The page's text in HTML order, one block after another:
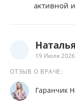
активной
Наталья
19 Июля 2026
ОТЗЫВ О ВРАЧЕ:
Гаранчик